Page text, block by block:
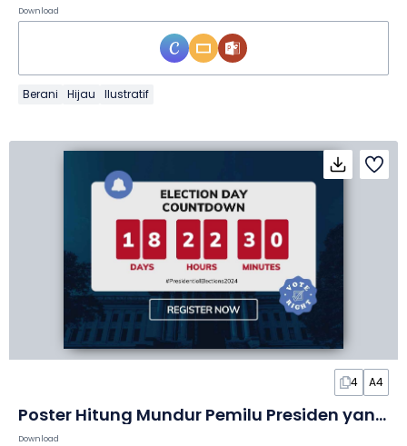
Download
Berani Hijau Ilustratif
4 A4
Poster Hitung Mundur Pemilu Presiden yang Sederhana
Download